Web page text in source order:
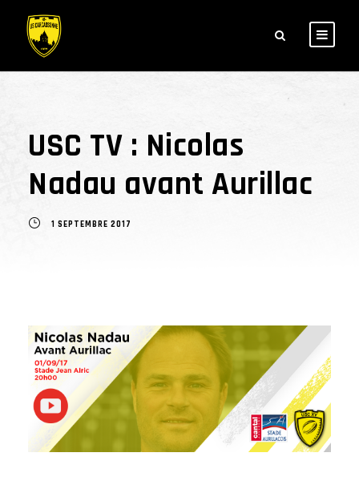
USC TV : Nicolas
Nadau avant Aurillac
1 SEPTEMBRE 2017